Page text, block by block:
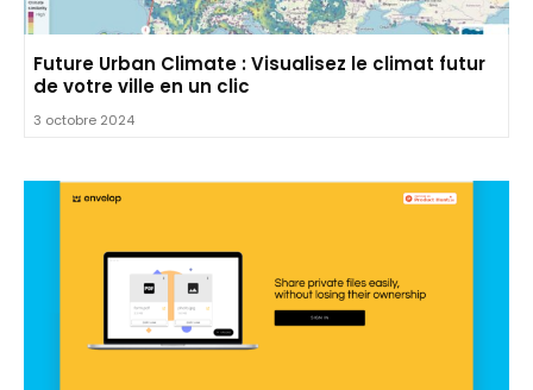
Future Urban Climate : Visualisez le climat futur
de votre ville en un clic
3 octobre 2024